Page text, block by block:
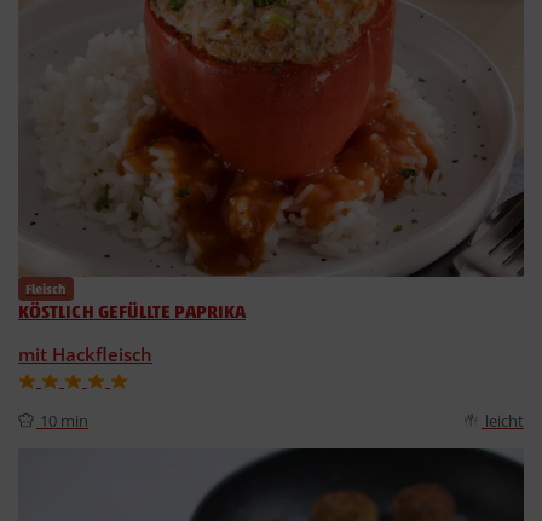
Fleisch
KÖSTLICH GEFÜLLTE PAPRIKA
mit Hackfleisch
10 min leicht